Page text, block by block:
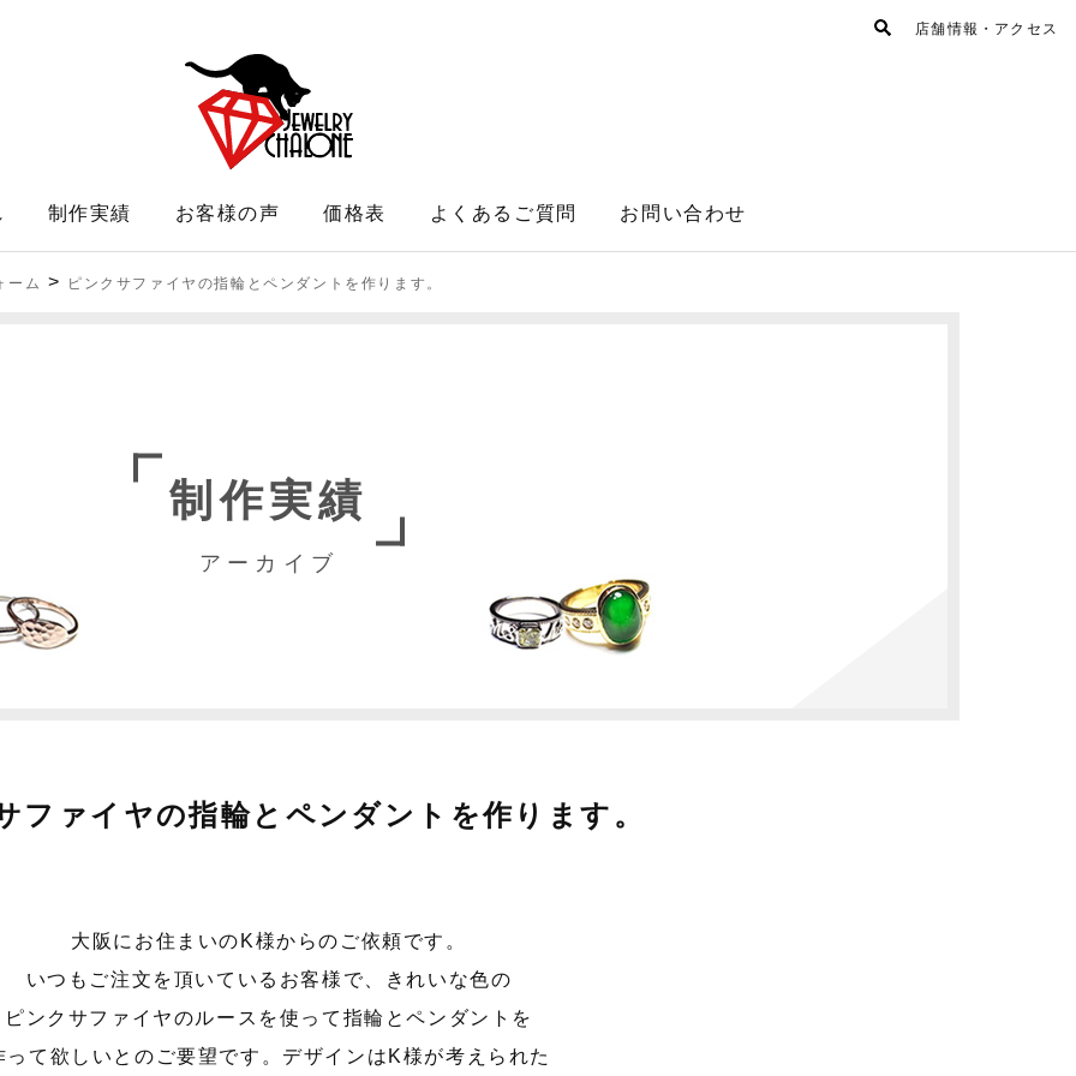
店舗情報・アクセス
制作実績 お客様の声 価格表 よくあるご質問 お問い合わせ
ーム > ピンクサファイヤの指輪とペンダントを作ります。
制作実績
アーカイブ
ファイヤの指輪とペンダントを作ります。
大阪にお住まいのK様からのご依頼です。
いつもご注文を頂いているお客様で、きれいな色の
ピンクサファイヤのルースを使って指輪とペンダントを
って欲しいとのご要望です。デザインはK様が考えられた